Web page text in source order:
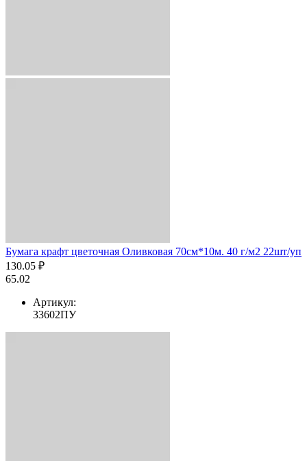
Бумага крафт цветочная Оливковая 70см*10м. 40 г/м2 22шт/уп
130.05 ₽
65.02
Артикул:
33602ПУ